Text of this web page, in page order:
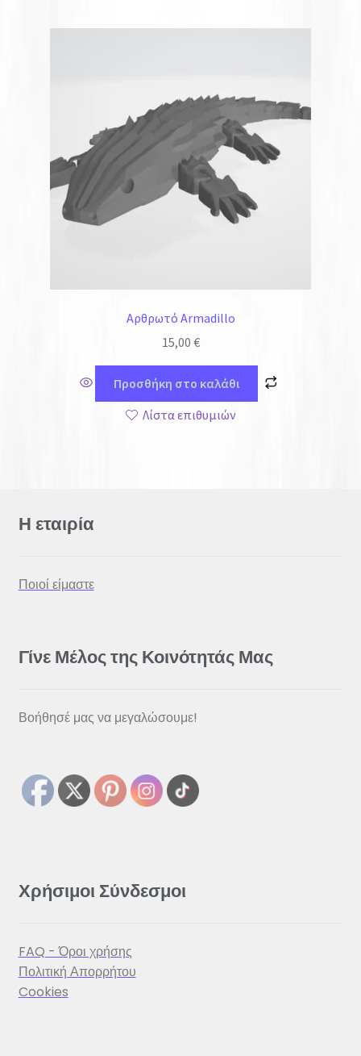
Αρθρωτό Armadillo
15,00 €
Προσθήκη στο καλάθι
Λίστα επιθυμιών
Η εταιρία
Ποιοί είμαστε
Γίνε Μέλος της Κοινότητάς Μας
Βοήθησέ μας να μεγαλώσουμε!
Χρήσιμοι Σύνδεσμοι
FAQ - Όροι χρήσης
Πολιτική Απορρήτου
Cookies